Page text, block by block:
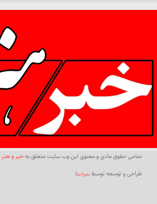
تمامی حقوق مادی و معنوی این وب سایت متعلق بهخبر و هنر
طراحی و توسعه توسطبیردیتا